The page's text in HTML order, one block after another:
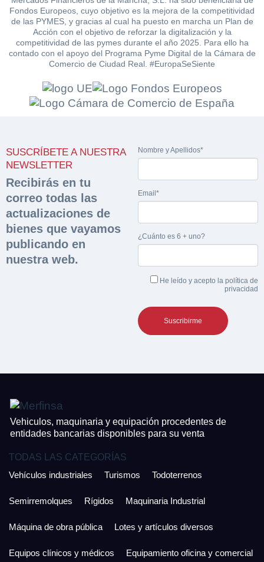
Fondos Europeos, cuyo objetivo es la mejora de la competitividad
de las PYMES, y gracias al cual ha puesto en marcha un Plan de
Acción con el objetivo de reforzar la digitalización y la
competitividad de las pymes durante el año 2025. Para ello ha
contado con el apoyo del Programa Pyme Digital de la Cámara de
Comercio de Ciudad Real. #EuropaSeSiente
SUSCRÍBETE A NUESTRA
NEWSLETTER
Recibirás en tu
correo todas las
actualizaciones de
bienes que vayamos
publicando en
nuestra web.
Nombre y Apellidos*
Email*
¿Cuánto es 6 + uno?
He leído y acepto la política de
privacidad
Vehiculos, maquinaria y equipación procedentes de
entidades bancarias disponibles para su venta
TODAS LAS CATEGORÍAS
Vehículos industriales
Turismos Todoterrenos
Semirremolques Rígidos Maquinaria Industrial
Máquina de obra pública Lotes y artículos diversos
Equipos clínicos y médicos Equipamiento oficina y comercial
documentación
sobre la peritación
Rellene este formulario y recibirá en su email el
enlace para descargar la documentación
Nombre y Apellidos*
Email*
Razón social* CIF/DNI Ofertante*
Teléfono* Email*
Nombre y Apellidos*
continuación confirma que estás de acuerdo con ambas.
Sobre Merfinsa
Venta de bienes muebles
Vehículos